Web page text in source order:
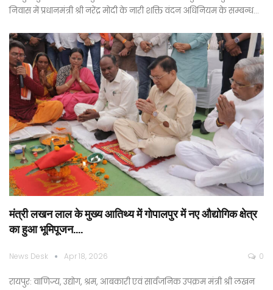
निवास में प्रधानमंत्री श्री नरेंद्र मोदी के नारी शक्ति वंदन अधिनियम के सम्बन्ध…
मंत्री लखन लाल के मुख्य आतिथ्य में गोपालपुर में नए औद्योगिक क्षेत्र
का हुआ भूमिपूजन….
News Desk Apr 18, 2026 0
रायपुर: वाणिज्य, उद्योग, श्रम, आबकारी एवं सार्वजनिक उपक्रम मंत्री श्री लखन